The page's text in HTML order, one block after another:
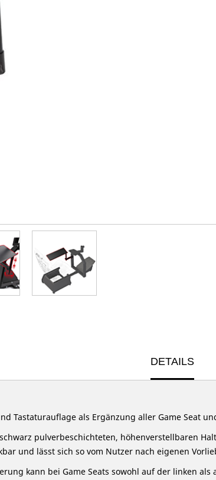
DETAILS
Tastaturauflage als Ergänzung aller Game Seat
pulverbeschichteten, höhenverstellbaren
und lässt sich so vom Nutzer nach eigenen
kann bei Game Seats sowohl auf der linken